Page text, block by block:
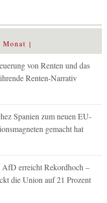
von Renten und das
Renten-Narrativ
Spanien zum neuen EU-
gemacht hat
AfD erreicht Rekordhoch –
die Union auf 21 Prozent